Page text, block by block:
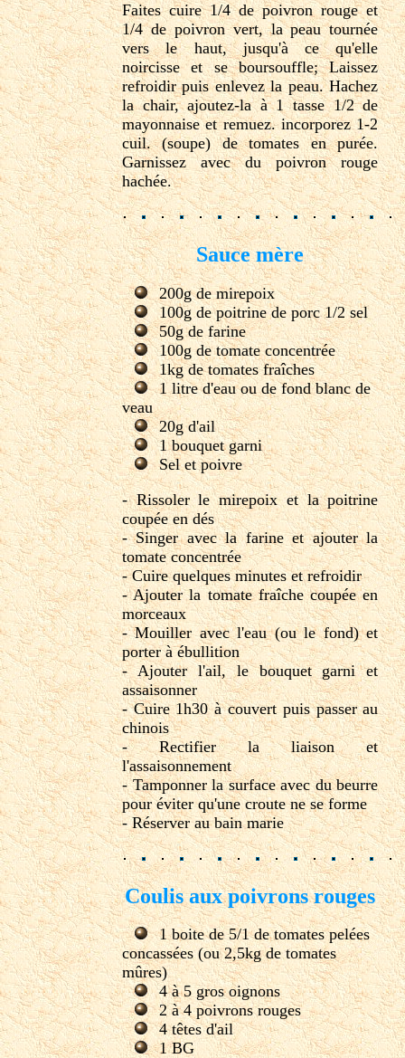
Faites cuire 1/4 de poivron rouge et
1/4 de poivron vert, la peau tournée
vers le haut, jusqu'à ce qu'elle
noircisse et se boursouffle; Laissez
refroidir puis enlevez la peau. Hachez
la chair, ajoutez-la à 1 tasse 1/2 de
mayonnaise et remuez. incorporez 1-2
cuil. (soupe) de tomates en purée.
Garnissez avec du poivron rouge
hachée.
Sauce mère
200g de mirepoix
100g de poitrine de porc 1/2 sel
50g de farine
100g de tomate concentrée
1kg de tomates fraîches
1 litre d'eau ou de fond blanc de
veau
20g d'ail
1 bouquet garni
Sel et poivre
- Rissoler le mirepoix et la poitrine
coupée en dés
- Singer avec la farine et ajouter la
tomate concentrée
- Cuire quelques minutes et refroidir
- Ajouter la tomate fraîche coupée en
morceaux
- Mouiller avec l'eau (ou le fond) et
porter à ébullition
- Ajouter l'ail, le bouquet garni et
assaisonner
- Cuire 1h30 à couvert puis passer au
chinois
- Rectifier la liaison et
l'assaisonnement
- Tamponner la surface avec du beurre
pour éviter qu'une croute ne se forme
- Réserver au bain marie
Coulis aux poivrons rouges
1 boite de 5/1 de tomates pelées
concassées (ou 2,5kg de tomates
mûres)
4 à 5 gros oignons
2 à 4 poivrons rouges
4 têtes d'ail
1 BG